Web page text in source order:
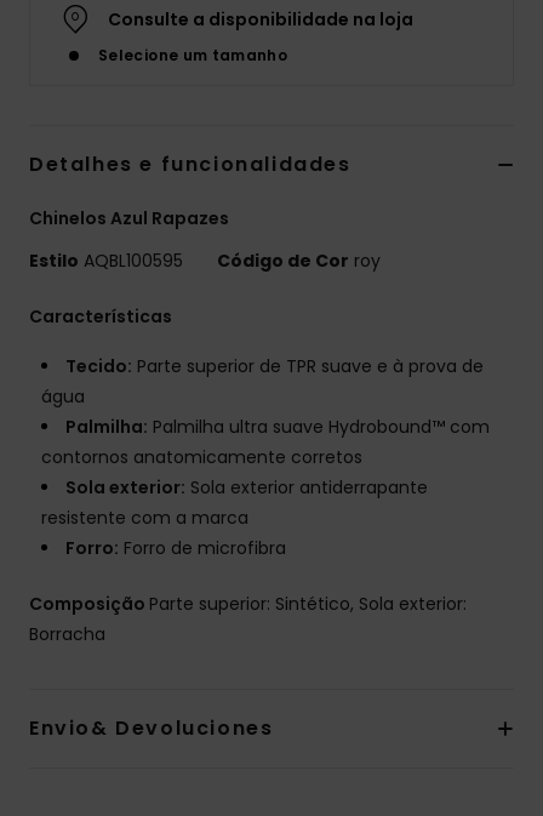
Consulte a disponibilidade na loja
Selecione um tamanho
Detalhes e funcionalidades
Chinelos Azul Rapazes
Estilo AQBL100595 Código de Cor roy
Características
Tecido: Parte superior de TPR suave e à prova de
água
Palmilha: Palmilha ultra suave Hydrobound™ com
contornos anatomicamente corretos
Sola exterior: Sola exterior antiderrapante
resistente com a marca
Forro: Forro de microfibra
Composição Parte superior: Sintético, Sola exterior:
Borracha
Envio& Devoluciones